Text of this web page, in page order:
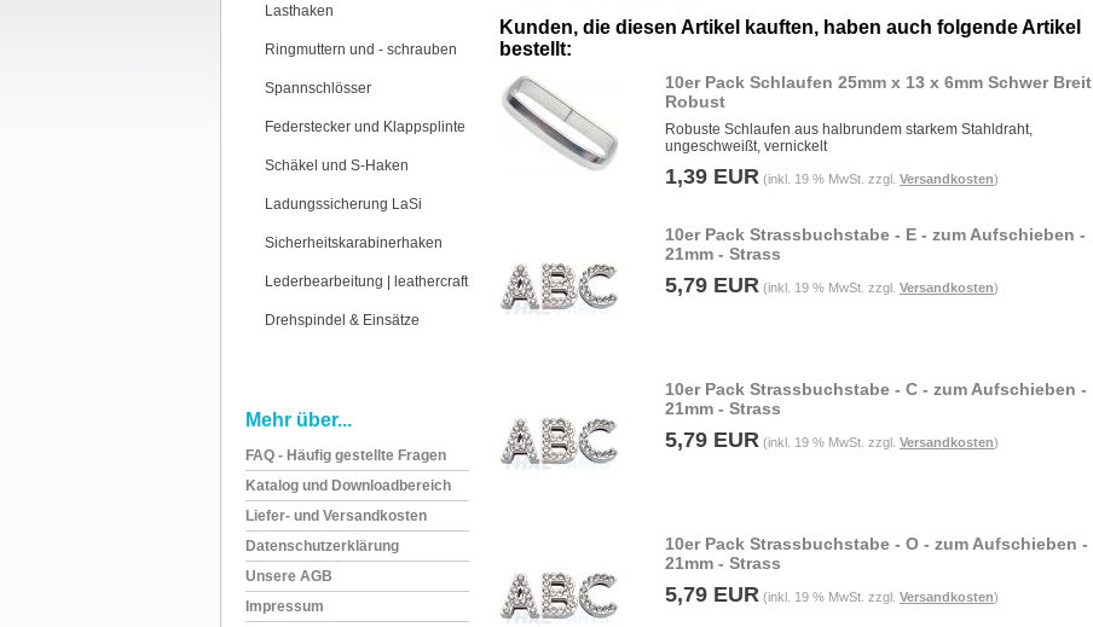
Lasthaken
Ringmuttern und - schrauben
Spannschlösser
Federstecker und Klappsplinte
Schäkel und S-Haken
Ladungssicherung LaSi
Sicherheitskarabinerhaken
Lederbearbeitung | leathercraft
Drehspindel & Einsätze
Mehr über...
FAQ - Häufig gestellte Fragen
Katalog und Downloadbereich
Liefer- und Versandkosten
Datenschutzerklärung
Unsere AGB
Impressum
Kunden, die diesen Artikel kauften, haben auch folgende Artikel
bestellt:
10er Pack Schlaufen 25mm x 13 x 6mm Schwer Breit
Robust
Robuste Schlaufen aus halbrundem starkem Stahldraht,
ungeschweißt, vernickelt
1,39 EUR (inkl. 19 % MwSt. zzgl. Versandkosten)
10er Pack Strassbuchstabe - E - zum Aufschieben -
21mm - Strass
5,79 EUR (inkl. 19 % MwSt. zzgl. Versandkosten)
10er Pack Strassbuchstabe - C - zum Aufschieben -
21mm - Strass
5,79 EUR (inkl. 19 % MwSt. zzgl. Versandkosten)
10er Pack Strassbuchstabe - O - zum Aufschieben -
21mm - Strass
5,79 EUR (inkl. 19 % MwSt. zzgl. Versandkosten)